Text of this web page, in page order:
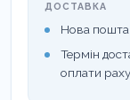
ДОСТАВКА
Нова пошта
Термін
оплати